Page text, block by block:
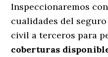
Inspeccionaremos
cualidades del
civil a terceros para
coberturas